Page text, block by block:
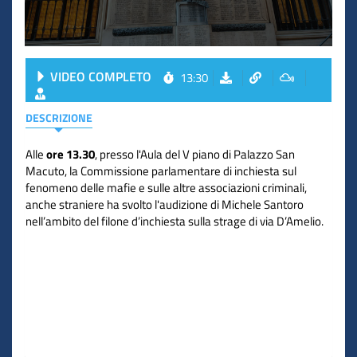
VIDEO COMPLETO 13:30
DESCRIZIONE
Alleore 13.30, presso l'Aula del V piano di Palazzo San
Macuto, la Commissione parlamentare di inchiesta sul
fenomeno delle mafie e sulle altre associazioni criminali,
anche straniere ha svolto l'audizione di Michele Santoro
nell’ambito del filone d’inchiesta sulla strage di via D’Amelio.